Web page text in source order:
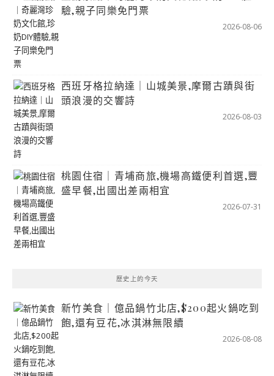
驗,親子同樂免門票
2026-08-06
西班牙格拉納達｜山城美景,摩爾古蹟與街
頭浪漫的交響詩
2026-08-03
桃園住宿｜青埔商旅,機場高鐵便利首選,豐
盛早餐,出國出差兩相宜
2026-07-31
歷史上的今天
新竹美食｜億品鍋竹北店,$200起火鍋吃到
飽,還有豆花,冰淇淋無限續
2026-08-08